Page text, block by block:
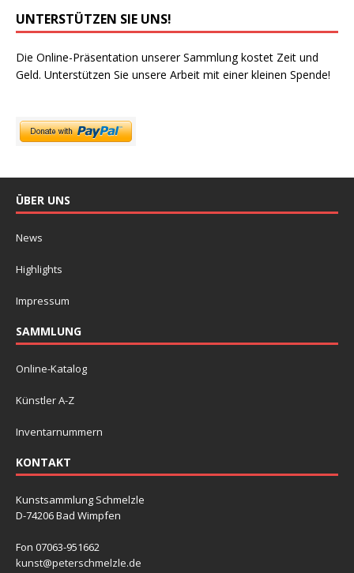
UNTERSTÜTZEN SIE UNS!
Die Online-Präsentation unserer Sammlung kostet Zeit und
Geld. Unterstützen Sie unsere Arbeit mit einer kleinen Spende!
ÜBER UNS
News
Highlights
Impressum
SAMMLUNG
Online-Katalog
Künstler A-Z
Inventarnummern
KONTAKT
Kunstsammlung Schmelzle
D-74206 Bad Wimpfen
Fon 07063-951662
kunst@peterschmelzle.de